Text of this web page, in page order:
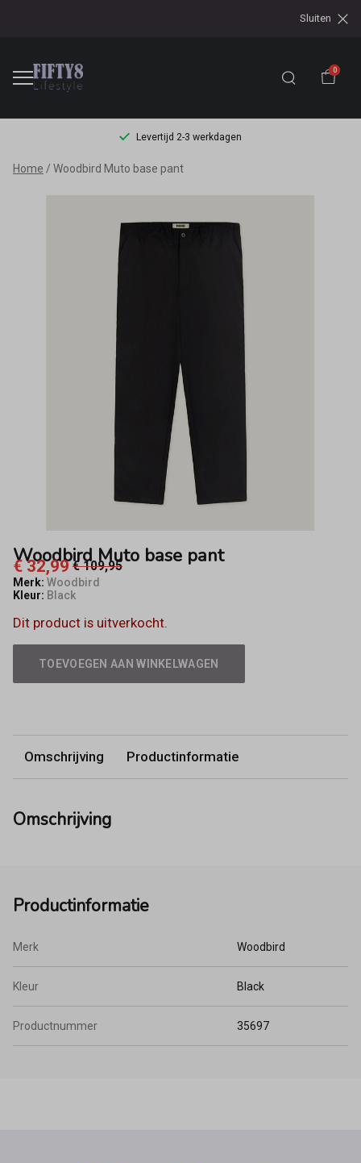
Sluiten
0
Levertijd 2-3 werkdagen
Woodbird
Home Woodbird Muto base pant
Woodbird Muto base pant
€ 32,99 € 109,95
Merk: Woodbird
Kleur: Black
Dit product is uitverkocht.
TOEVOEGEN AAN WINKELWAGEN
Omschrijving Productinformatie
Omschrijving
Productinformatie
Merk Woodbird
Kleur Black
Productnummer 35697